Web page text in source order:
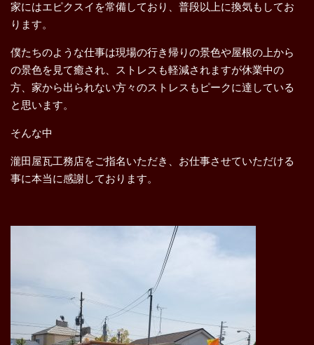
家にはエピクスイを常備しており、普段以上に換気もしてお
ります。
僕たちのような仕事は現場の行き帰りの景色や屋根の上から
の景色を見て癒され、ストレスも軽減されますが休業中の
方、家から出られない方々のストレスもピークに達している
と思います。
そんな中
瀧田屋瓦工務店をご指名いただき、お仕事させていただける
事に本当に感謝しております。